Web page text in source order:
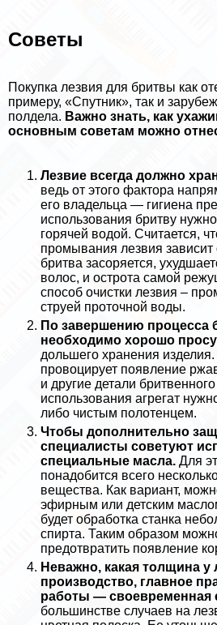
Советы
Покупка лезвия для бритвы как
примеру, «Спутник», так и
полдела. Важно знать, как
основным советам можно
Лезвие всегда должно
ведь от этого фактора
его владельца — гигиена
использования бритву
горячей водой. Считается,
промывания лезвия
бритва засоряется,
волос, и острота самой
способ очистки лезвия –
струей проточной воды.
По завершению процесса
необходимо хорошо
дольшего хранения
провоцирует появление
и другие детали
использования агрегат
либо чистым полотенцем.
Чтобы дополнительно
специалисты советуют
специальные масла. Для
понадобится всего
вещества. Как вариант,
эфирным или детским
будет обработка станка
спирта. Таким образом
предотвратить появление
Неважно, какая толщина у
производство, главное
работы — своевременная
большинстве случаев на